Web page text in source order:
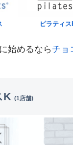
ピラティス
始めるなら チョ
K (1店舗)